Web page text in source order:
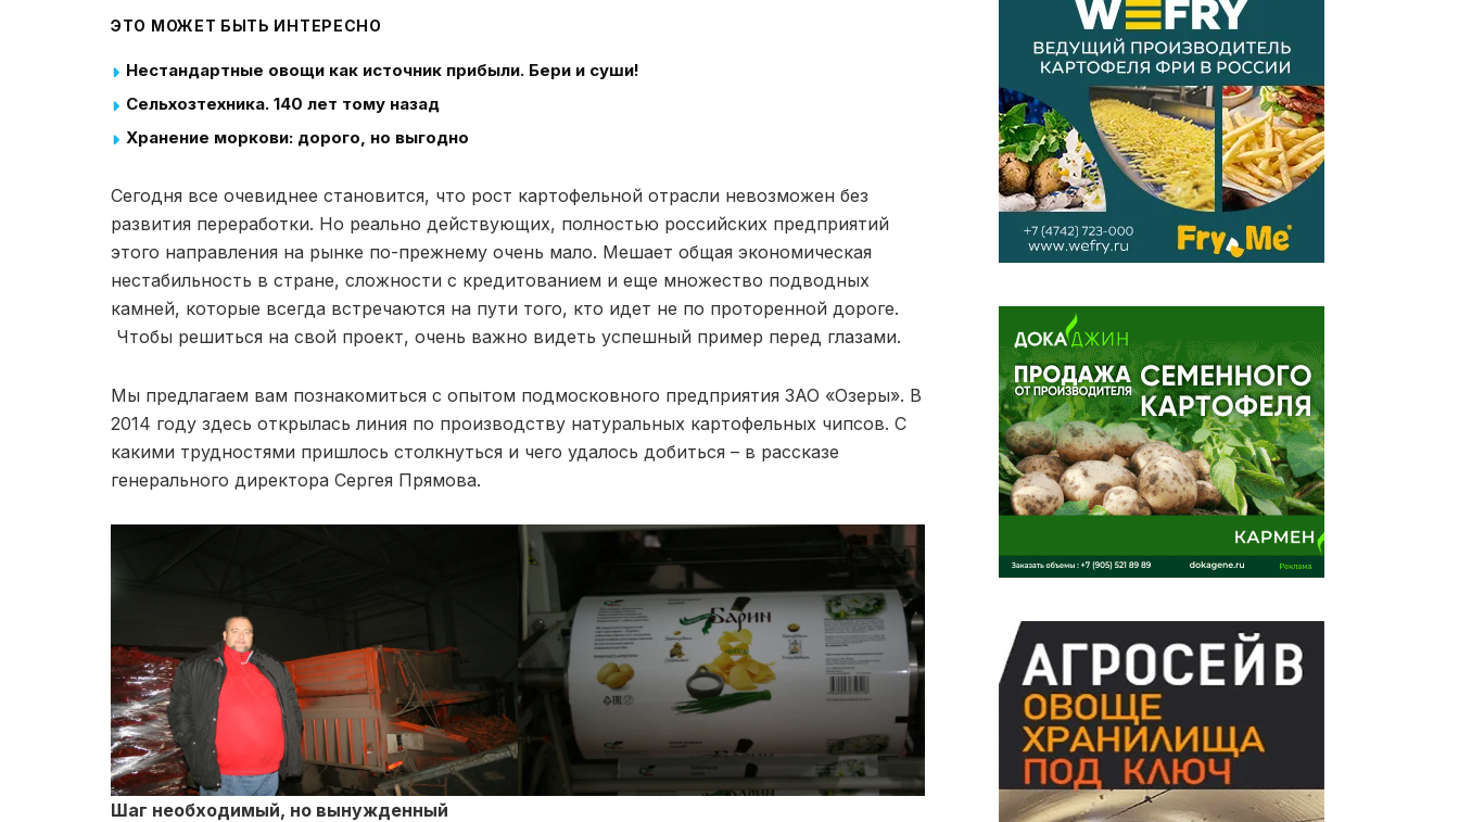
ЭТО МОЖЕТ БЫТЬ ИНТЕРЕСНО
Нестандартные овощи как источник прибыли. Бери и суши!
Сельхозтехника. 140 лет тому назад
Хранение моркови: дорого, но выгодно
Сегодня все очевиднее становится, что рост картофельной отрасли невозможен без
развития переработки. Но реально действующих, полностью российских предприятий
этого направления на рынке по-прежнему очень мало. Мешает общая экономическая
нестабильность в стране, сложности с кредитованием и еще множество подводных
камней, которые всегда встречаются на пути того, кто идет не по проторенной дороге.
Чтобы решиться на свой проект, очень важно видеть успешный пример перед глазами.
Мы предлагаем вам познакомиться с опытом подмосковного предприятия ЗАО «Озеры». В
2014 году здесь открылась линия по производству натуральных картофельных чипсов. С
какими трудностями пришлось столкнуться и чего удалось добиться – в рассказе
генерального директора Сергея Прямова.
Шаг необходимый, но вынужденный